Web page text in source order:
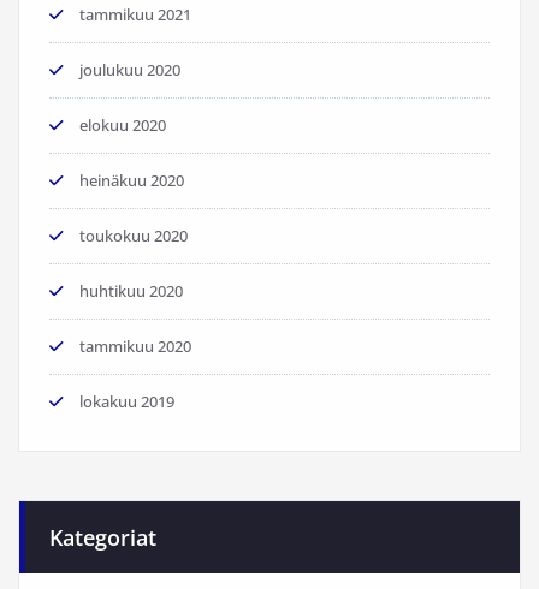
tammikuu 2021
joulukuu 2020
elokuu 2020
heinäkuu 2020
toukokuu 2020
huhtikuu 2020
tammikuu 2020
lokakuu 2019
Kategoriat